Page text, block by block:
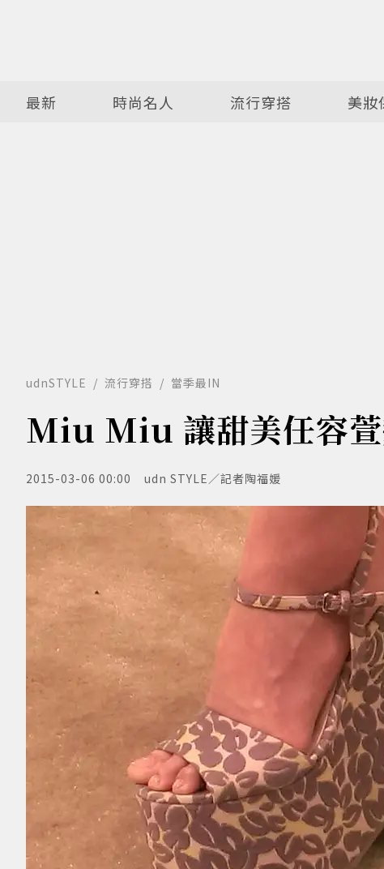
最新 時尚名人 流行穿搭 美妝
udnSTYLE 流行穿搭 當季最IN
Miu Miu 讓甜美任容萱
2015-03-06 00:00 udn STYLE／記者陶福媛